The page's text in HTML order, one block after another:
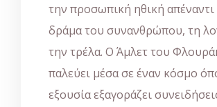
την προσωπική ηθική απέναντι
δράμα του συνανθρώπου, τη
την τρέλα. Ο Άμλετ του
παλεύει μέσα σε έναν κόσμο
εξουσία εξαγοράζει